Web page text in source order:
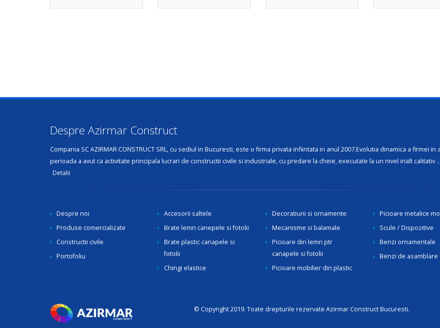
Despre Azirmar Construct
Compania SC AZIRMAR CONSTRUCT SRL, cu sediul in Bucuresti, este o firma privata infiintata in anul 2007.Evolutia dinamica a firmei in
perioada a avut ca activitate principala lucrari de constructii civile si industriale, cu predare la cheie, executate la un nivel inalt calitativ
Detalii
Despre noi
Produse comercializate
Constructii civile
Portofoliu
Accesorii saltele
Brate lemn canepele si fotolii
Brate plastic canapele si
fotolii
Chingi elastice
Decoratiuni si ornamente
Mecanisme si balamale
Picioare din lemn ptr
canapele si fotolii
Picioare mobilier din plastic
Picioare metalice
Scule / Dispozitive
Benzi ornamentale
Benzi de asamblare
© Copyright 2019. Toate drepturile rezervate Azirmar Construct Bucuresti.